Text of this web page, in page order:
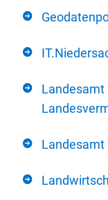
Landesamt
Landesamt